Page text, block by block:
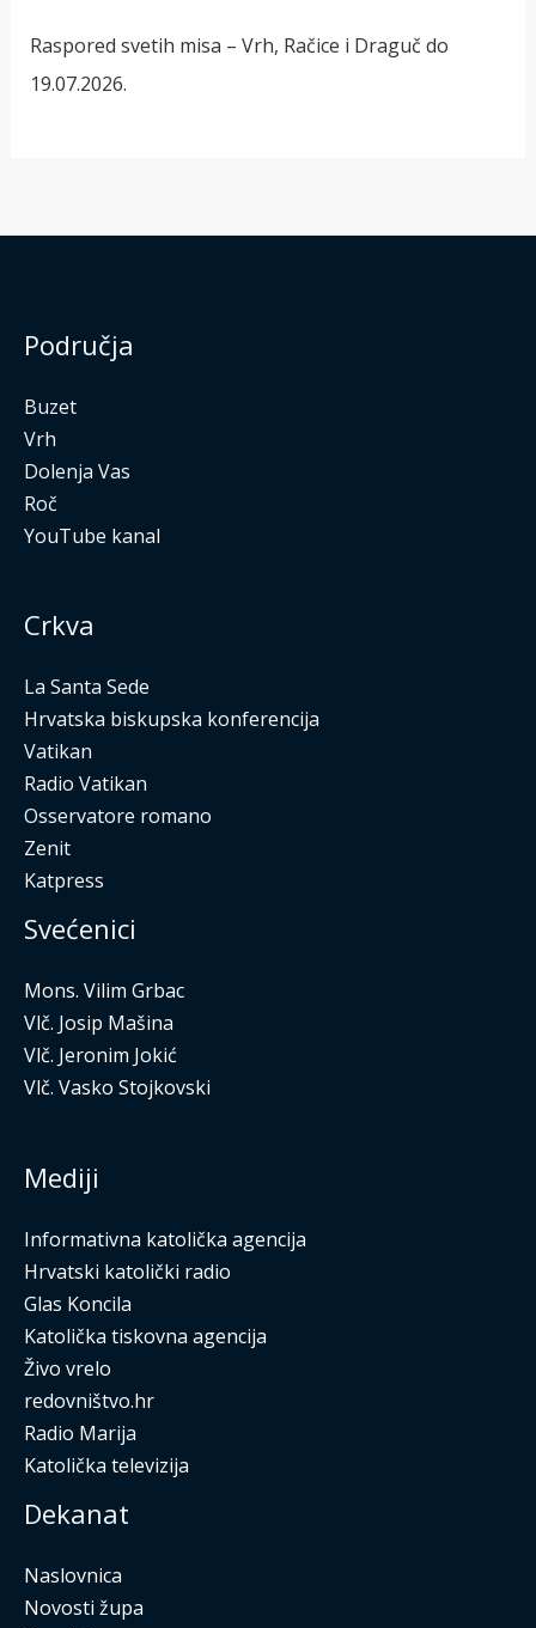
Raspored svetih misa – Vrh, Račice i Draguč do
19.07.2026.
Područja
Buzet
Vrh
Dolenja Vas
Roč
YouTube kanal
Crkva
La Santa Sede
Hrvatska biskupska konferencija
Vatikan
Radio Vatikan
Osservatore romano
Zenit
Katpress
Svećenici
Mons. Vilim Grbac
Vlč. Josip Mašina
Vlč. Jeronim Jokić
Vlč. Vasko Stojkovski
Mediji
Informativna katolička agencija
Hrvatski katolički radio
Glas Koncila
Katolička tiskovna agencija
Živo vrelo
redovništvo.hr
Radio Marija
Katolička televizija
Dekanat
Naslovnica
Novosti župa